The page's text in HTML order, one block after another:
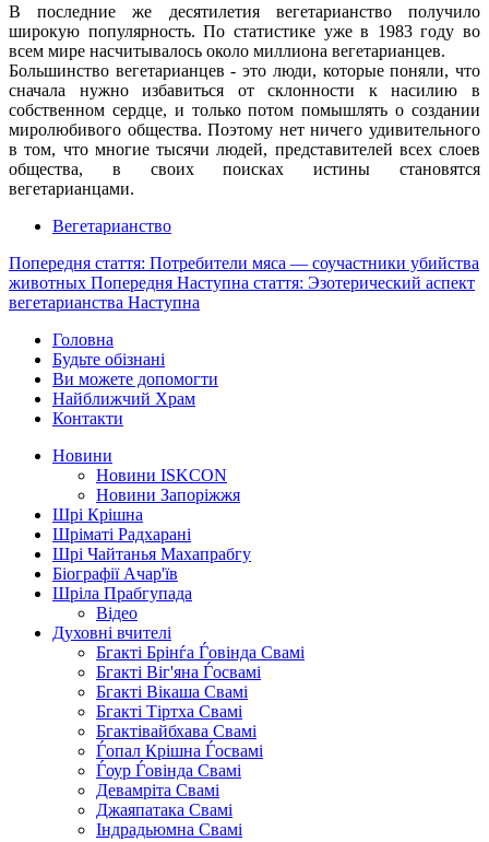
В последние же десятилетия вегетарианство получило
широкую популярность. По статистике уже в 1983 году во
всем мире насчитывалось около миллиона вегетарианцев.
Большинство вегетарианцев - это люди, которые поняли, что
сначала нужно избавиться от склонности к насилию в
собственном сердце, и только потом помышлять о создании
миролюбивого общества. Поэтому нет ничего удивительного
в том, что многие тысячи людей, представителей всех слоев
общества, в своих поисках истины становятся
вегетарианцами.
Вегетарианство
Попередня стаття: Потребители мяса — соучастники убийства
животных Попередня Наступна стаття: Эзотерический аспект
вегетарианства Наступна
Головна
Будьте обізнані
Ви можете допомогти
Найближчий Храм
Контакти
Новини
Новини ISKCON
Новини Запоріжжя
Шрі Крішна
Шріматі Радхарані
Шрі Чайтанья Махапрабгу
Біографії Ачар'їв
Шріла Прабгупада
Відео
Духовні вчителі
Бгакті Брінѓа Ѓовінда Свамі
Бгакті Віг'яна Ѓосвамі
Бгакті Вікаша Свамі
Бгакті Тіртха Свамі
Бгактівайбхава Свамі
Ѓопал Крішна Ѓосвамі
Ѓоур Ѓовінда Свамі
Девамріта Свамі
Джаяпатака Свамі
Індрадьюмна Свамі